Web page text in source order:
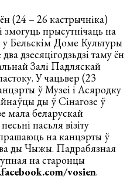
(24 – 26 кастрычніка)
змогуць прысутнічаць на
у Бельскім Доме Культуры
дзесяцігодзьдзі таму ён
Залі Падляскай
У чацьвер (23
ў Музеі і Асяродку
ды ў Сінагозе ў
мала беларускай
пасьля візіту
на канцэрты ў
ды Чыжы. Падрабязная
на старонцы
vosien.